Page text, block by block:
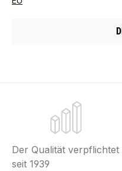
Der Qualität verpflichtet
seit 1939